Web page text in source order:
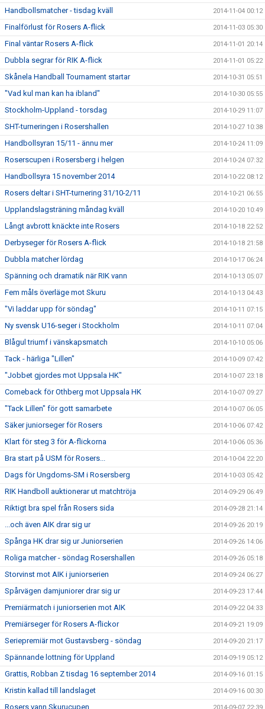
Handbollsmatcher - tisdag kväll 2014-11-04 00:12
Finalförlust för Rosers A-flick 2014-11-03 05:30
Final väntar Rosers A-flick 2014-11-01 20:14
Dubbla segrar för RIK A-flick 2014-11-01 05:22
Skånela Handball Tournament startar 2014-10-31 05:51
"Vad kul man kan ha ibland" 2014-10-30 05:55
Stockholm-Uppland - torsdag 2014-10-29 11:07
SHT-turneringen i Rosershallen 2014-10-27 10:38
Handbollsyran 15/11 - ännu mer 2014-10-24 11:09
Roserscupen i Rosersberg i helgen 2014-10-24 07:32
Handbollsyra 15 november 2014 2014-10-22 08:12
Rosers deltar i SHT-turnering 31/10-2/11 2014-10-21 06:55
Upplandslagsträning måndag kväll 2014-10-20 10:49
Långt avbrott knäckte inte Rosers 2014-10-18 22:52
Derbyseger för Rosers A-flick 2014-10-18 21:58
Dubbla matcher lördag 2014-10-17 06:24
Spänning och dramatik när RIK vann 2014-10-13 05:07
Fem måls överläge mot Skuru 2014-10-13 04:43
"Vi laddar upp för söndag" 2014-10-11 07:15
Ny svensk U16-seger i Stockholm 2014-10-11 07:04
Blågul triumf i vänskapsmatch 2014-10-10 05:06
Tack - härliga "Lillen" 2014-10-09 07:42
"Jobbet gjordes mot Uppsala HK" 2014-10-07 23:18
Comeback för Othberg mot Uppsala HK 2014-10-07 09:27
"Tack Lillen" för gott samarbete 2014-10-07 06:05
Säker juniorseger för Rosers 2014-10-06 07:42
Klart för steg 3 för A-flickorna 2014-10-06 05:36
Bra start på USM för Rosers... 2014-10-04 22:20
Dags för Ungdoms-SM i Rosersberg 2014-10-03 05:42
RIK Handboll auktionerar ut matchtröja 2014-09-29 06:49
Riktigt bra spel från Rosers sida 2014-09-28 21:14
...och även AIK drar sig ur 2014-09-26 20:19
Spånga HK drar sig ur Juniorserien 2014-09-26 14:06
Roliga matcher - söndag Rosershallen 2014-09-26 05:18
Storvinst mot AIK i juniorserien 2014-09-24 06:27
Spårvägen damjuniorer drar sig ur 2014-09-23 17:44
Premiärmatch i juniorserien mot AIK 2014-09-22 04:33
Premiärseger för Rosers A-flickor 2014-09-21 19:09
Seriepremiär mot Gustavsberg - söndag 2014-09-20 21:17
Spännande lottning för Uppland 2014-09-19 05:12
Grattis, Robban Z tisdag 16 september 2014 2014-09-16 01:15
Kristin kallad till landslaget 2014-09-16 00:30
Rosers vann Skurucupen